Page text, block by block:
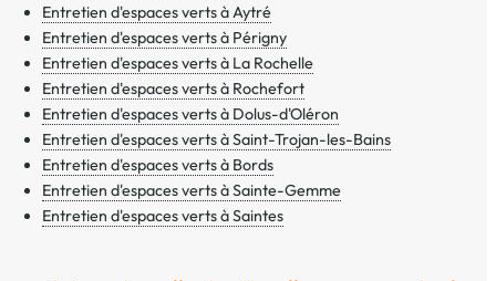
Entretien d'espaces verts à Aytré
Entretien d'espaces verts à Périgny
Entretien d'espaces verts à La Rochelle
Entretien d'espaces verts à Rochefort
Entretien d'espaces verts à Dolus-d'Oléron
Entretien d'espaces verts à Saint-Trojan-les-Bains
Entretien d'espaces verts à Bords
Entretien d'espaces verts à Sainte-Gemme
Entretien d'espaces verts à Saintes